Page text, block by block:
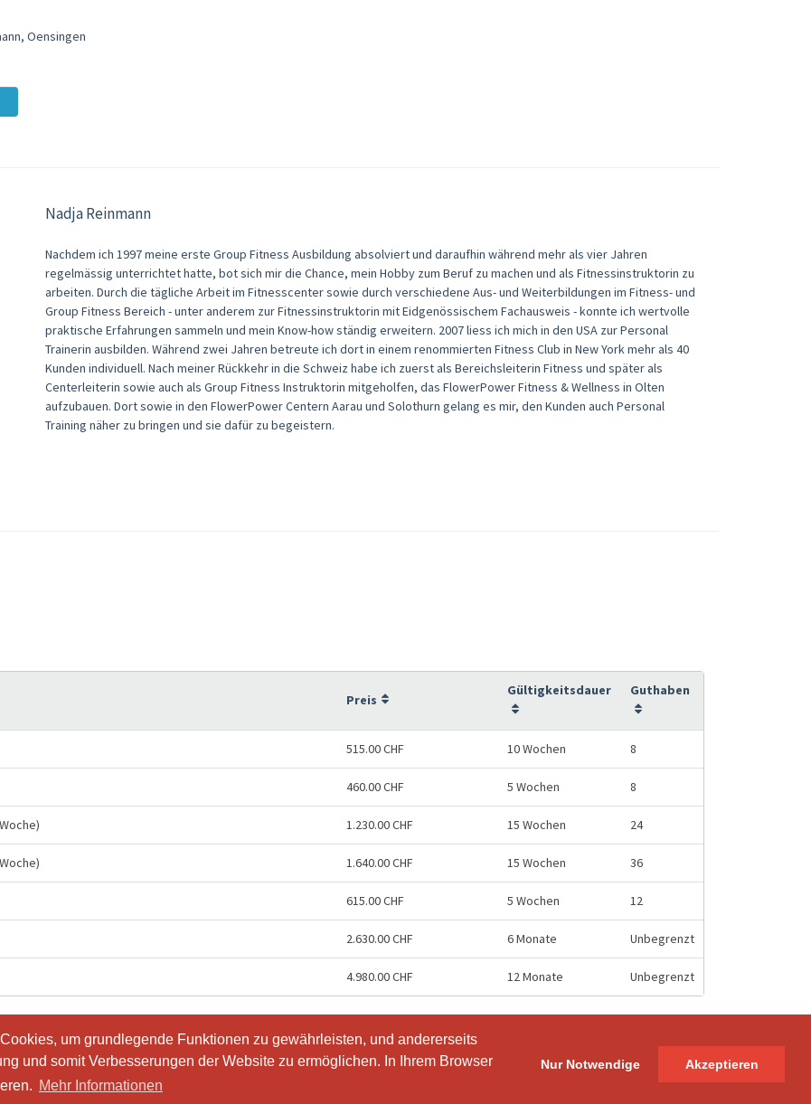
um grundlegende Funktionen zu gewährleisten, und andererseits
und somit Verbesserungen der Website zu ermöglichen. In Ihrem Browser
Mehr Informationen
Nur Notwendige Akzeptieren
um grundlegende Funktionen zu gewährleisten, und andererseits
und somit Verbesserungen der Website zu ermöglichen. In Ihrem Browser
Mehr Informationen
Nur Notwendige Akzeptieren
Oensingen
Nadja Reinmann
Nachdem ich 1997 meine erste Group Fitness Ausbildung absolviert und daraufhin während mehr als vier Jahren
regelmässig unterrichtet hatte, bot sich mir die Chance, mein Hobby zum Beruf zu machen und als Fitnessinstruktorin zu
arbeiten. Durch die tägliche Arbeit im Fitnesscenter sowie durch verschiedene Aus- und Weiterbildungen im Fitness- und
Group Fitness Bereich - unter anderem zur Fitnessinstruktorin mit Eidgenössischem Fachausweis - konnte ich wertvolle
praktische Erfahrungen sammeln und mein Know-how ständig erweitern. 2007 liess ich mich in den USA zur Personal
Trainerin ausbilden. Während zwei Jahren betreute ich dort in einem renommierten Fitness Club in New York mehr als 40
Kunden individuell. Nach meiner Rückkehr in die Schweiz habe ich zuerst als Bereichsleiterin Fitness und später als
Centerleiterin sowie auch als Group Fitness Instruktorin mitgeholfen, das FlowerPower Fitness & Wellness in Olten
aufzubauen. Dort sowie in den FlowerPower Centern Aarau und Solothurn gelang es mir, den Kunden auch Personal
Training näher zu bringen und sie dafür zu begeistern.
Preis
Gültigkeitsdauer Guthaben
515.00 CHF 10 Wochen 8
460.00 CHF 5 Wochen 8
1.230.00 CHF 15 Wochen 24
1.640.00 CHF 15 Wochen 36
615.00 CHF 5 Wochen 12
2.630.00 CHF 6 Monate Unbegrenzt
4.980.00 CHF 12 Monate Unbegrenzt